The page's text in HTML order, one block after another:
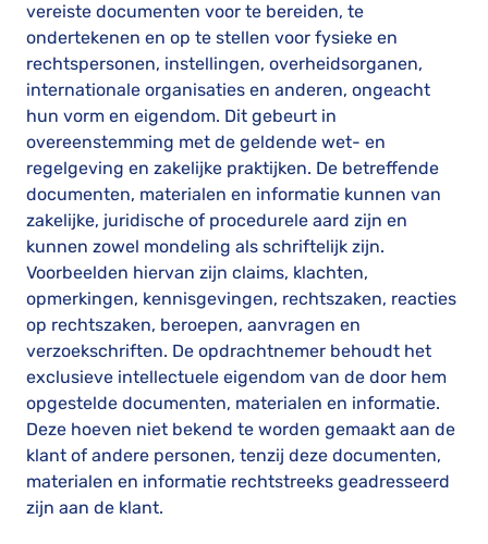
vereiste documenten voor te bereiden, te
ondertekenen en op te stellen voor fysieke en
rechtspersonen, instellingen, overheidsorganen,
internationale organisaties en anderen, ongeacht
hun vorm en eigendom. Dit gebeurt in
overeenstemming met de geldende wet- en
regelgeving en zakelijke praktijken. De betreffende
documenten, materialen en informatie kunnen van
zakelijke, juridische of procedurele aard zijn en
kunnen zowel mondeling als schriftelijk zijn.
Voorbeelden hiervan zijn claims, klachten,
opmerkingen, kennisgevingen, rechtszaken, reacties
op rechtszaken, beroepen, aanvragen en
verzoekschriften. De opdrachtnemer behoudt het
exclusieve intellectuele eigendom van de door hem
opgestelde documenten, materialen en informatie.
Deze hoeven niet bekend te worden gemaakt aan de
klant of andere personen, tenzij deze documenten,
materialen en informatie rechtstreeks geadresseerd
zijn aan de klant.